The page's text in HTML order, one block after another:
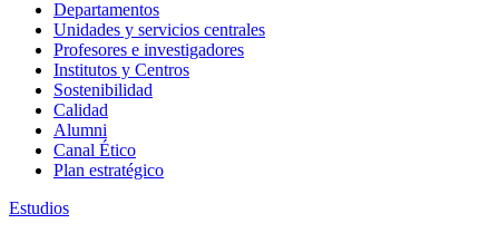
Departamentos
Unidades y servicios centrales
Profesores e investigadores
Institutos y Centros
Sostenibilidad
Calidad
Alumni
Canal Ético
Plan estratégico
Estudios